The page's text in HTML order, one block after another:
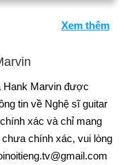
Xem thêm
Hank Marvin được
tin về Nghệ sĩ guitar
xác và chỉ mang
chính xác, vui lòng